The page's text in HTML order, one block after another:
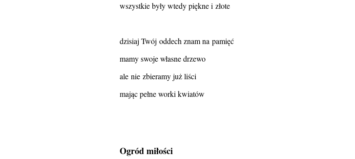
wszystkie były wtedy piękne i złote
dzisiaj Twój oddech znam na pamięć
mamy swoje własne drzewo
ale nie zbieramy już liści
mając pełne worki kwiatów
Ogród miłości